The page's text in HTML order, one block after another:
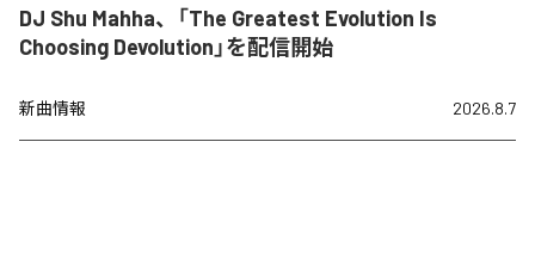
DJ Shu Mahha、「The Greatest Evolution Is
Choosing Devolution」を配信開始
新曲情報 2026.8.7